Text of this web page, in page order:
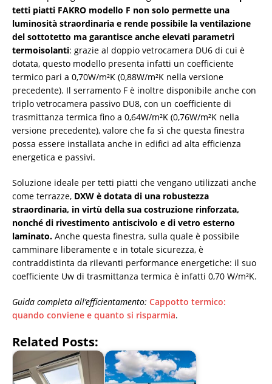
tetti piatti FAKRO modello F non solo permette una
luminosità straordinaria e rende possibile la ventilazione
del sottotetto ma garantisce anche elevati parametri
termoisolanti: grazie al doppio vetrocamera DU6 di cui è
dotata, questo modello presenta infatti un coefficiente
termico pari a 0,70W/m²K (0,88W/m²K nella versione
precedente). Il serramento F è inoltre disponibile anche con
triplo vetrocamera passivo DU8, con un coefficiente di
trasmittanza termica fino a 0,64W/m²K (0,76W/m²K nella
versione precedente), valore che fa sì che questa finestra
possa essere installata anche in edifici ad alta efficienza
energetica e passivi.
Soluzione ideale per tetti piatti che vengano utilizzati anche
come terrazze, DXW è dotata di una robustezza
straordinaria, in virtù della sua costruzione rinforzata,
nonché di rivestimento antiscivolo e di vetro esterno
laminato. Anche questa finestra, sulla quale è possibile
camminare liberamente e in totale sicurezza, è
contraddistinta da rilevanti performance energetiche: il suo
coefficiente Uw di trasmittanza termica è infatti 0,70 W/m²K.
Guida completa all’efficientamento: Cappotto termico:
quando conviene e quanto si risparmia.
Related Posts: